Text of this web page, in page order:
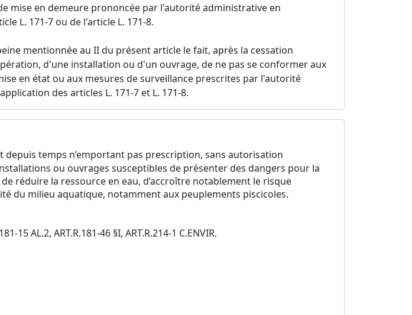
mise en demeure prononcée par l'autorité administrative en
L. 171-7 ou de l'article L. 171-8.
mentionnée au II du présent article le fait, après la cessation
d'une installation ou d'un ouvrage, de ne pas se conformer aux
en état ou aux mesures de surveillance prescrites par l'autorité
des articles L. 171-7 et L. 171-8.
temps n’emportant pas prescription, sans autorisation
ou ouvrages susceptibles de présenter des dangers pour la
réduire la ressource en eau, d’accroître notablement le risque
du milieu aquatique, notamment aux peuplements piscicoles.
15 AL.2, ART.R.181-46 §I, ART.R.214-1 C.ENVIR.